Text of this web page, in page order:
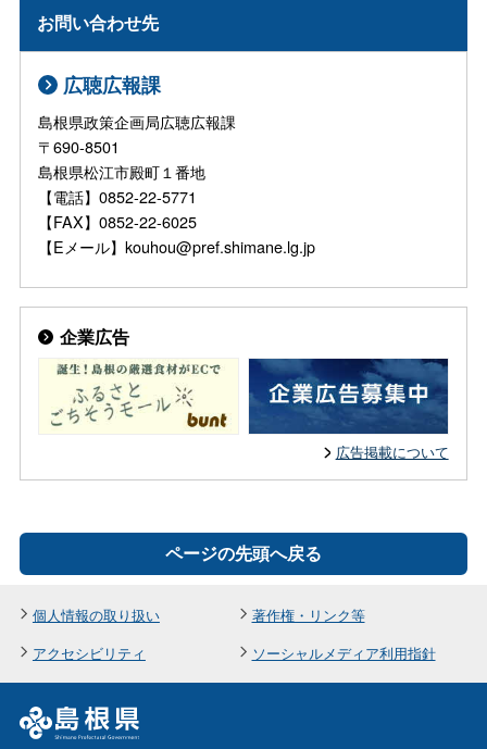
お問い合わせ先
広聴広報課
島根県政策企画局広聴広報課
〒690-8501
島根県松江市殿町１番地
【電話】0852-22-5771
【FAX】0852-22-6025
【Eメール】kouhou@pref.shimane.lg.jp
企業広告
広告掲載について
ページの先頭へ戻る
個人情報の取り扱い
著作権・リンク等
アクセシビリティ
ソーシャルメディア利用指針